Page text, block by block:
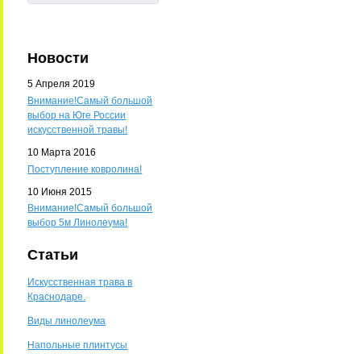
Новости
5 Апреля 2019
Внимание!Самый большой
выбор на Юге России
искусственной травы!
10 Марта 2016
Поступление ковролина!
10 Июня 2015
Внимание!Самый большой
выбор 5м Линолеума!
Статьи
Искусственная трава в
Краснодаре.
Виды линолеума
Напольные плинтусы